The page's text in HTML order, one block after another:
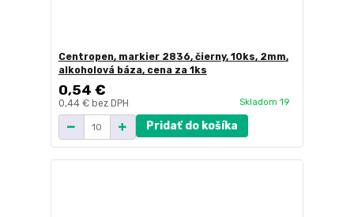
Centropen, markier 2836, čierny, 10ks, 2mm,
alkoholová báza, cena za 1ks
0,54 €
0,44 € bez DPH Skladom 19
Pridať do košíka